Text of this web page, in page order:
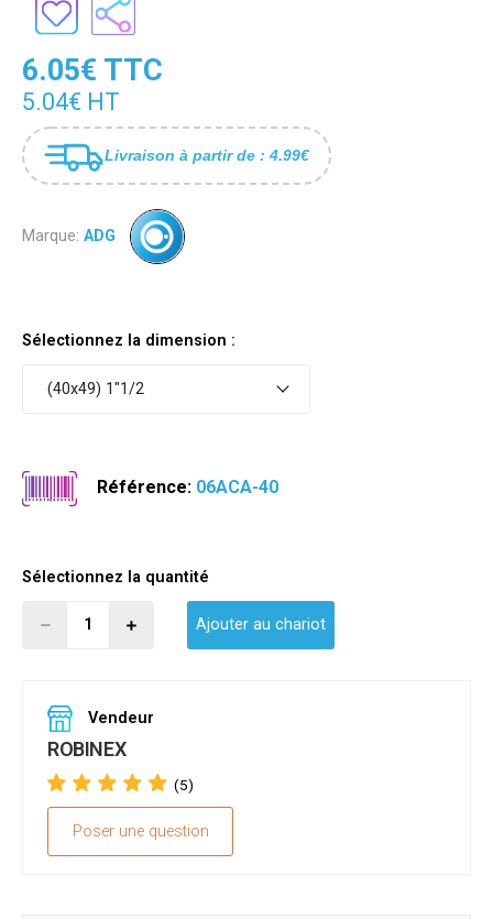
6.05€ TTC
5.04€ HT
Livraison à partir de : 4.99€
Marque: ADG
Sélectionnez la dimension :
(40x49) 1"1/2
Référence: 06ACA-40
Sélectionnez la quantité
Ajouter au chariot
Vendeur
ROBINEX
(5)
Poser une question